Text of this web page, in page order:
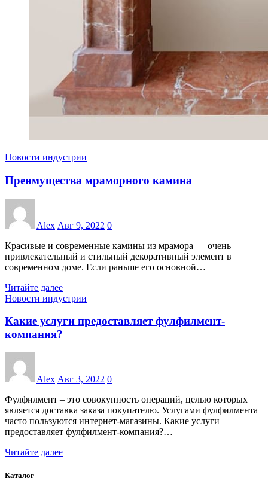
Новости индустрии
Преимущества мраморного камина
Alex Авг 9, 2022 0
Красивые и современные камины из мрамора — очень
привлекательный и стильный декоративный элемент в
современном доме. Если раньше его основной…
Читайте далее
Новости индустрии
Какие услуги предоставляет фулфилмент-
компания?
Alex Авг 3, 2022 0
Фулфилмент – это совокупность операций, целью которых
является доставка заказа покупателю. Услугами фулфилмента
часто пользуются интернет-магазины. Какие услуги
предоставляет фулфилмент-компания?…
Читайте далее
Каталог